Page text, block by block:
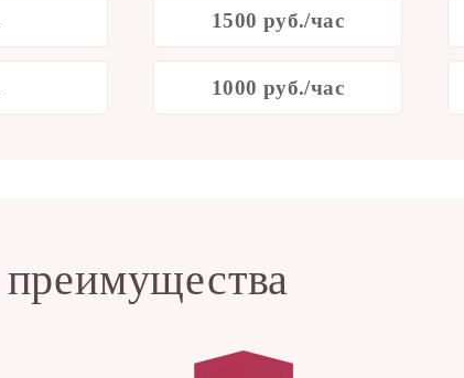
1500 руб./час
1000 руб./час